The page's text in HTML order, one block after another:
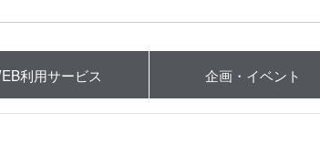
利用サービス 企画・イベント